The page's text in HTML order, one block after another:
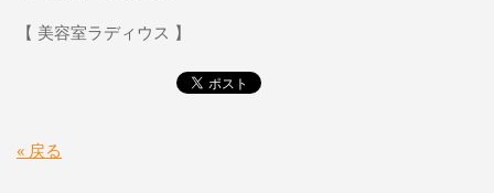
【 美容室ラディウス 】
« 戻る